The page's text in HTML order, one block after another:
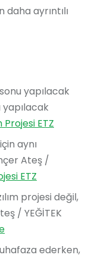
ayrıntılı
yapılacak
Projesi ETZ
aynı
Ateş /
ETZ
projesi değil,
/ YEĞİTEK
ederken,